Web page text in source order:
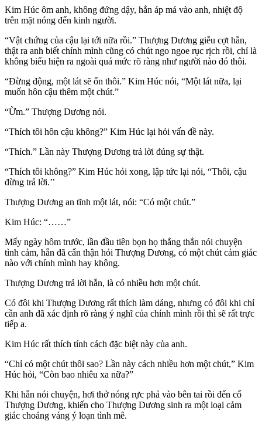
Kim Húc ôm anh, không đứng dậy, hắn áp má vào anh, nhiệt độ
trên mặt nóng đến kinh người.
“Vật chứng của cậu lại tới nữa rồi.” Thượng Dương giễu cợt hắn,
thật ra anh biết chính mình cũng có chút ngo ngoe rục rịch rồi, chỉ là
không biểu hiện ra ngoài quá mức rõ ràng như người nào đó thôi.
“Đừng động, một lát sẽ ổn thôi.” Kim Húc nói, “Một lát nữa, lại
muốn hôn cậu thêm một chút.”
“Ừm.” Thượng Dương nói.
“Thích tôi hôn cậu không?” Kim Húc lại hỏi vấn đề này.
“Thích.” Lần này Thượng Dương trả lời đúng sự thật.
“Thích tôi không?” Kim Húc hỏi xong, lập tức lại nói, “Thôi, cậu
đừng trả lời.’’
Thượng Dương an tĩnh một lát, nói: “Có một chút.”
Kim Húc: “……”
Mấy ngày hôm trước, lần đầu tiên bọn họ thẳng thắn nói chuyện
tình cảm, hắn đã cẩn thận hỏi Thượng Dương, có một chút cảm giác
nào với chính mình hay không.
Thượng Dương trả lời hắn, là có nhiều hơn một chút.
Có đôi khi Thượng Dương rất thích làm dáng, nhưng có đôi khi chỉ
cần anh đã xác định rõ ràng ý nghĩ của chính mình rồi thì sẽ rất trực
tiếp a.
Kim Húc rất thích tính cách đặc biệt này của anh.
“Chỉ có một chút thôi sao? Lần này cách nhiều hơn một chút,” Kim
Húc hỏi, “Còn bao nhiêu xa nữa?”
Khi hắn nói chuyện, hơi thở nóng rực phả vào bên tai rồi đến cổ
Thượng Dương, khiến cho Thượng Dương sinh ra một loại cảm
giác choáng váng ý loạn tình mê.